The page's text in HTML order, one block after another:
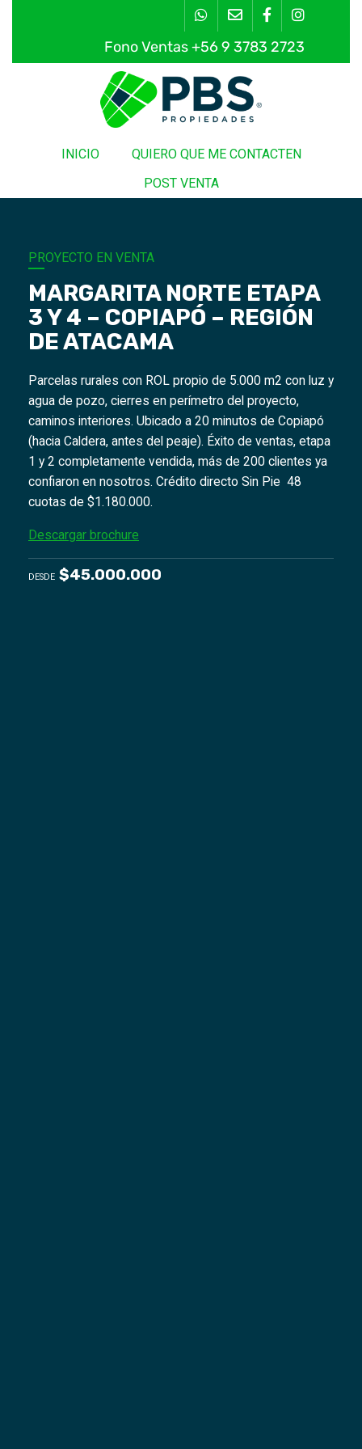
Fono Ventas +56 9 3783 2723
INICIO
QUIERO QUE ME CONTACTEN
POST VENTA
PROYECTO EN VENTA
MARGARITA NORTE ETAPA
3 Y 4 – COPIAPÓ – REGIÓN
DE ATACAMA
Parcelas rurales con ROL propio de 5.000 m2 con luz y
agua de pozo, cierres en perímetro del proyecto,
caminos interiores. Ubicado a 20 minutos de Copiapó
(hacia Caldera, antes del peaje). Éxito de ventas, etapa
1 y 2 completamente vendida, más de 200 clientes ya
confiaron en nosotros. Crédito directo Sin Pie 48
cuotas de $1.180.000.
Descargar brochure
DESDE $45.000.000